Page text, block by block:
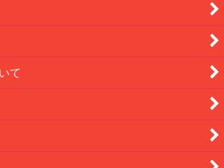
て